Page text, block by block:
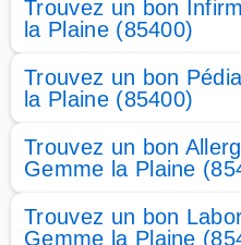
Trouvez un bon
la Plaine (85400)
Trouvez un bon
la Plaine (85400)
Trouvez un bon
Gemme la Plaine
Trouvez un bon
Gemme la Plaine